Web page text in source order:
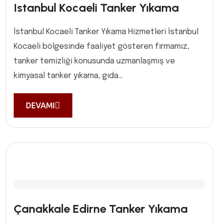
Istanbul Kocaeli Tanker Yıkama
İstanbul Kocaeli Tanker Yıkama Hizmetleri İstanbul
Kocaeli bölgesinde faaliyet gösteren firmamız,
tanker temizliği konusunda uzmanlaşmış ve
kimyasal tanker yıkama, gıda...
DEVAMI
Çanakkale Edirne Tanker Yıkama